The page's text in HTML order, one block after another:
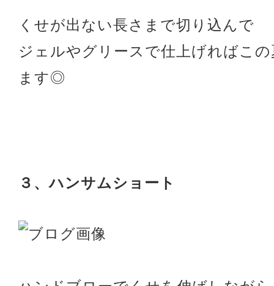
くせが出ない長さまで切り込んで
ジェルやグリースで仕上げればこ
ます◎
３、ハンサムショート